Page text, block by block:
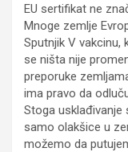
EU sertifikat ne
Mnoge zemlje
Sputnjik V vakcinu,
se ništa nije
preporuke
ima pravo da
Stoga
samo olakšice u
možemo da